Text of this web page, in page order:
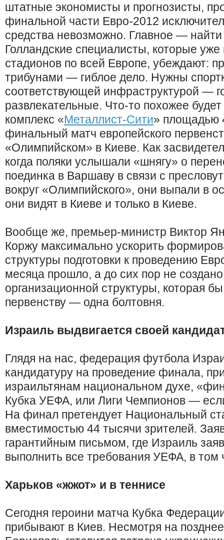
штатные экономисты и прогнозисты,
финальной части Евро-2012
средства невозможно. Главное — найти
Голландские специалисты, которые уже
стадионов по всей Европе, убеждают:
трибунами — гиблое дело. Нужны
соответствующей инфраструктурой —
развлекательные. Что-то похожее
комплекс «Металлист-Сити» площадью
финальный матч европейского
«Олимпийском» в Киеве. Как
когда поляки услышали «шнягу» о
поединка в Варшаву в связи с
вокруг «Олимпийского», они выпали в
они видят в Киеве и только в Киеве.
Вообще же, премьер-министр Виктор
Коржу максимально ускорить
структуры подготовки к проведению
месяца прошло, а до сих пор не
организационной структуры, которая
первенству — одна болтовня.
Израиль выдвигается своей
Глядя на нас, федерация футбола
кандидатуру на проведение финала,
израильтянам национальном духе,
Кубка УЕФА, или Лиги Чемпионов —
На финал претендует Национальный
вместимостью 44 тысячи зрителей.
гарантийным письмом, где Израиль
выполнить все требования УЕФА, в том
Харьков «жжот» и в теннисе
Сегодня героини матча Кубка
прибывают в Киев. Несмотря на